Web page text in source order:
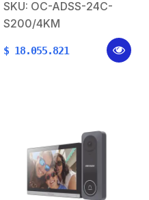
SKU: OC-ADSS-24C-
S200/4KM
$ 18.055.821